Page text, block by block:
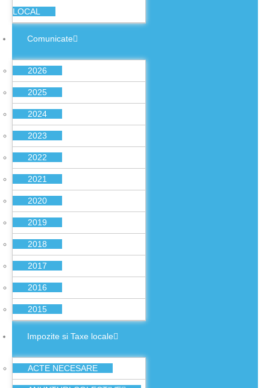
LOCAL
Comunicate
2026
2025
2024
2023
2022
2021
2020
2019
2018
2017
2016
2015
Impozite si Taxe locale
ACTE NECESARE